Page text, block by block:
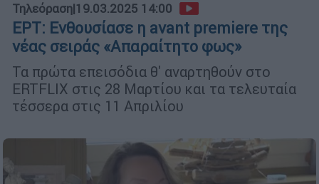
Τηλεόραση|19.03.2025 14:00
ΕΡΤ: Ενθουσίασε η avant premiere της
νέας σειράς «Απαραίτητο φως»
Τα πρώτα επεισόδια θ' αναρτηθούν στο
ERTFLIX στις 28 Μαρτίου και τα τελευταία
τέσσερα στις 11 Απριλίου